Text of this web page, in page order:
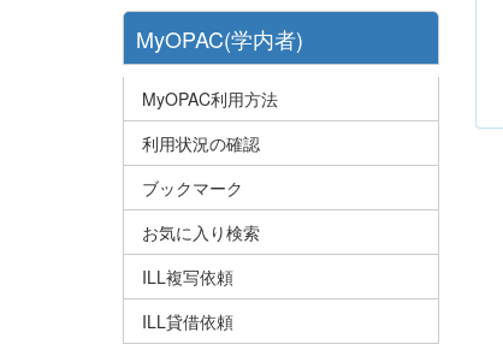
MyOPAC(学内者)
MyOPAC利用方法
利用状況の確認
ブックマーク
お気に入り検索
ILL複写依頼
ILL貸借依頼